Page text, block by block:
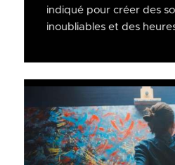
indiqué pour créer des
inoubliables et des